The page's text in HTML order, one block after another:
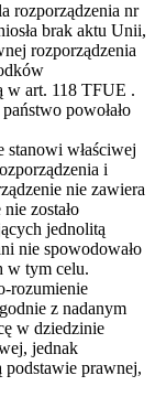
rozporządzenia nr
brak aktu Unii,
rozporządzenia
w art. 118 TFUE .
powołało
stanowi właściwej
i
nie zawiera
zostało
jednolitą
nie spowodowało
w tym celu.
rozumienie
z nadanym
w dziedzinie
jednak
podstawie prawnej,